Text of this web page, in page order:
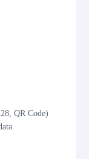
QR Code)